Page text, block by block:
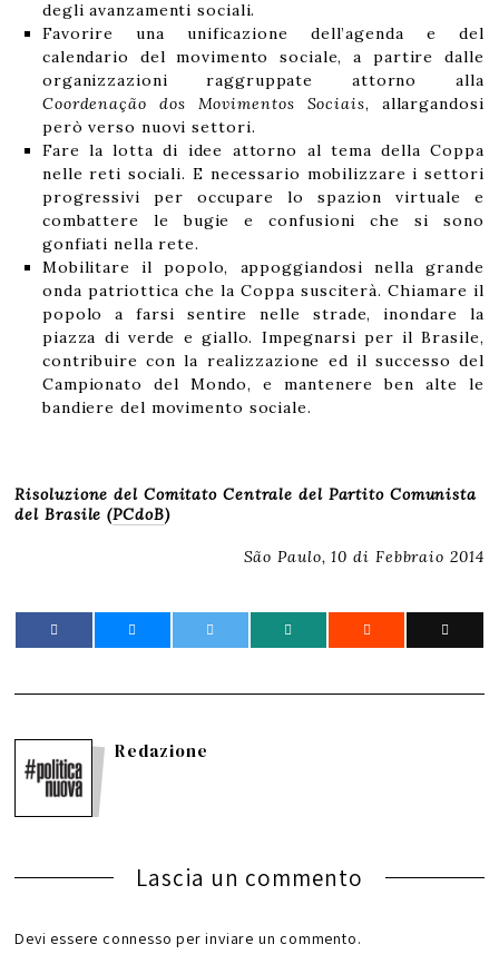
degli avanzamenti sociali.
Favorire una unificazione dell’agenda e del
calendario del movimento sociale, a partire dalle
organizzazioni raggruppate attorno alla
Coordenação dos Movimentos Sociais, allargandosi
però verso nuovi settori.
Fare la lotta di idee attorno al tema della Coppa
nelle reti sociali. E necessario mobilizzare i settori
progressivi per occupare lo spazion virtuale e
combattere le bugie e confusioni che si sono
gonfiati nella rete.
Mobilitare il popolo, appoggiandosi nella grande
onda patriottica che la Coppa susciterà. Chiamare il
popolo a farsi sentire nelle strade, inondare la
piazza di verde e giallo. Impegnarsi per il Brasile,
contribuire con la realizzazione ed il successo del
Campionato del Mondo, e mantenere ben alte le
bandiere del movimento sociale.
Risoluzione del Comitato Centrale del Partito Comunista
del Brasile (PCdoB)
São Paulo, 10 di Febbraio 2014
Redazione
Lascia un commento
Devi essere connesso per inviare un commento.